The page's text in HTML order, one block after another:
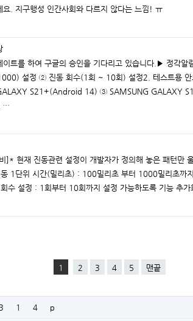
. 지구행성 인간사회와 다르지 않다는 느낌! ㅠ
트를 하여 구글의 승인을 기다리고 있습니다.▶ 정각
설정 ② 진동 회수(1회 ~ 10회) 설정2. 테스트용
S21+(Android 14) ③ SAMSUNG GALAXY
…
]* 현재 진동관련 설정이 개발자가 정의해 놓은 패턴만
1단위 시간(밀리초) : 100밀리초 부터 1000밀리초까
수 설정 : 1회부터 10회까지 설정 가능하도록 기능 추
1 2 3 4 5 맨끝
3 1 4 p